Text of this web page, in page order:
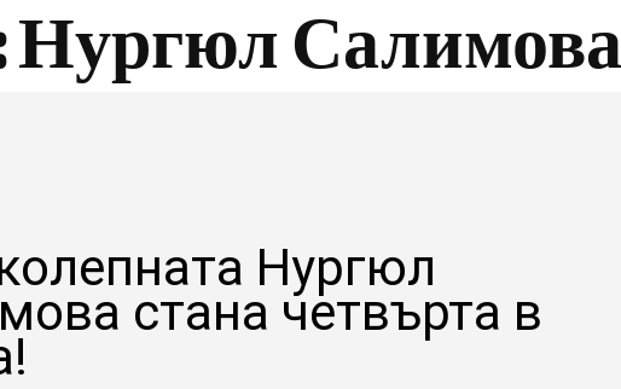
Нургюл Салимова
Нургюл
стана четвърта в